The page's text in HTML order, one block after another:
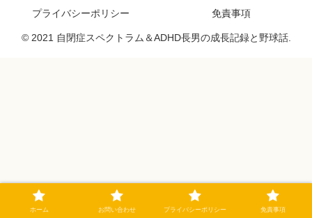
プライバシーポリシー
免責事項
© 2021 自閉症スペクトラム＆ADHD長男の成長記録と野球話.
ホーム お問い合わせ プライバシーポリシー 免責事項